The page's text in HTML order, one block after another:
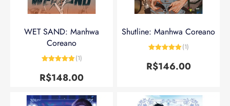
WET SAND: Manhwa
Coreano
de 5
(1)
R$148.00
Shutline: Manhwa Coreano
de 5
(1)
R$146.00